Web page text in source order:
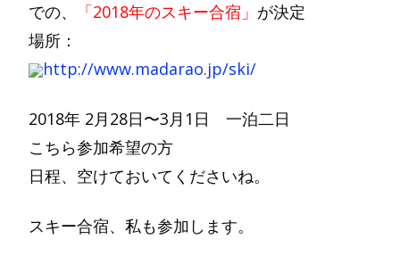
での、
「2018年のスキー合宿」 が決定
場所：
http://www.madarao.jp/ski/
2018年 2月28日〜3月1日 一泊二日
こちら参加希望の方
日程、空けておいてくださいね。
スキー合宿、私も参加します。